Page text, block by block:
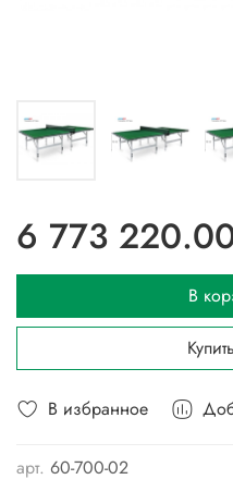
В избранное
арт. 60-700-02
6 773
В